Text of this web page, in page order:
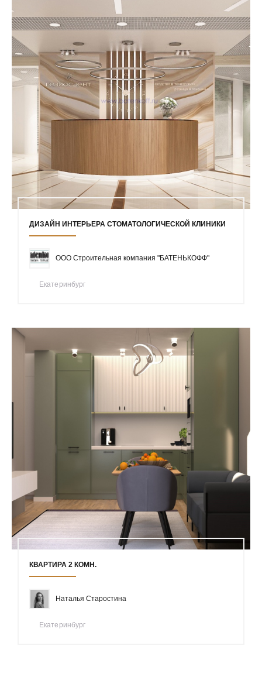
ДИЗАЙН ИНТЕРЬЕРА СТОМАТОЛОГИЧЕСКОЙ КЛИНИКИ
ООО Строительная компания "БАТЕНЬКОФФ"
Екатеринбург
КВАРТИРА 2 КОМН.
Наталья Старостина
Екатеринбург